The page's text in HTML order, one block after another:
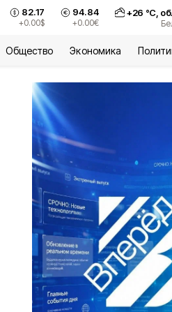
82.17
+0.00$
94.84
+0.00€
+26 °С,
Общество Экономика